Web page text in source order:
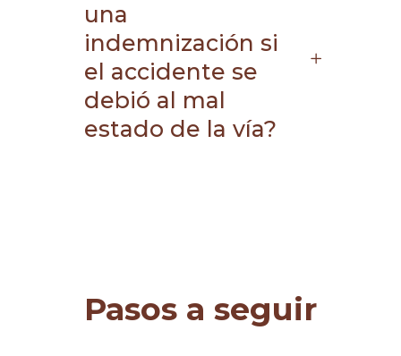
una
indemnización si
el accidente se
debió al mal
estado de la vía?
Pasos a seguir